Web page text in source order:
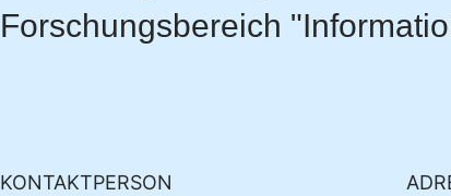
Forschungsbereich
KONTAKTPERSON